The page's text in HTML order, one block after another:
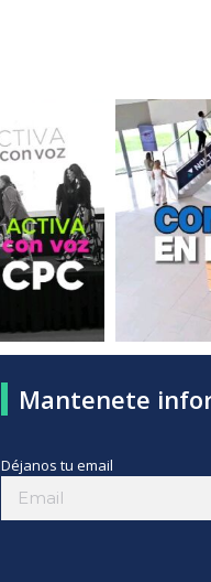
Mantenete
Déjanos tu email